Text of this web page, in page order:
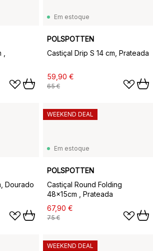
Em estoque
POLSPOTTEN
Castiçal Drip S 14 cm, Prateada
59,90 €
65 €
Dourado
Em estoque
POLSPOTTEN
Castiçal Round Folding
48x15cm , Prateada
67,90 €
75 €
WEEKEND DEAL
WEEKEND DEAL